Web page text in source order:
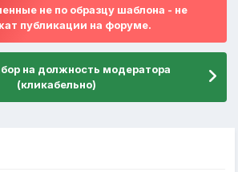
не по образцу шаблона - не
публикации на форуме.
на должность модератора
(кликабельно)